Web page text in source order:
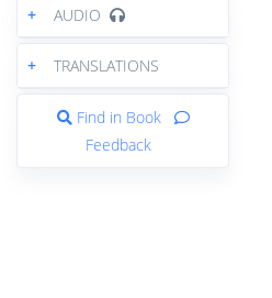
+ AUDIO
+ TRANSLATIONS
Find in Book
Feedback